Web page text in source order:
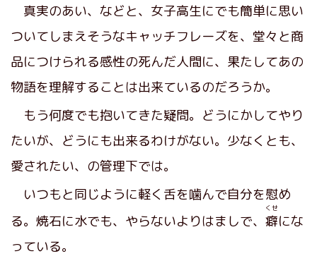
真実のあい、などと、女子高生にでも簡単に思い
ついてしまえそうなキャッチフレーズを、堂々と商
品につけられる感性の死んだ人間に、果たしてあの
物語を理解することは出来ているのだろうか。
もう何度でも抱いてきた疑問。どうにかしてやり
たいが、どうにも出来るわけがない。少なくとも、
愛されたい、の管理下では。
いつもと同じように軽く舌を噛んで自分を慰め
る。焼石に水でも、やらないよりはましで、 癖
くせ
にな
っている。